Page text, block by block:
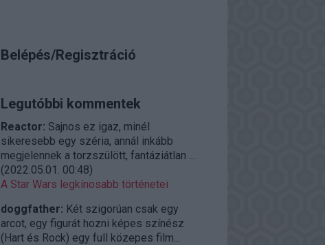
Belépés/Regisztráció
Legutóbbi kommentek
Reactor: Sajnos ez igaz, minél
sikeresebb egy széria, annál inkább
megjelennek a torzszülött, fantáziátlan ...
(2022.05.01. 00:48)
A Star Wars legkínosabb történetei
doggfather: Két szigorúan csak egy
arcot, egy figurát hozni képes színész
(Hart és Rock) egy full közepes film...